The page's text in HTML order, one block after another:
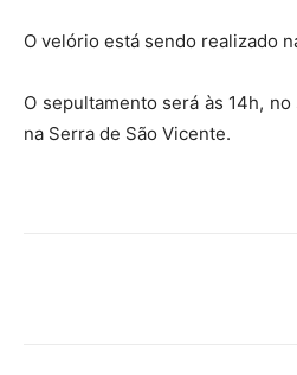
O velório está sendo realizado
O sepultamento será às 14h,
na Serra de São Vicente.